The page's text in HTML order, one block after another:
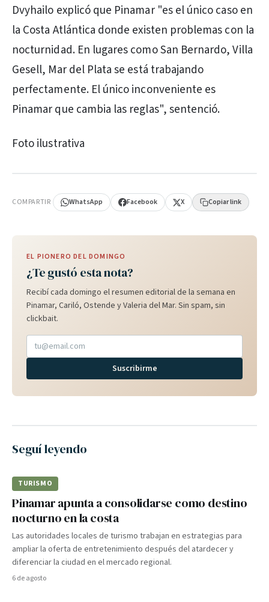
Dvyhailo explicó que Pinamar "es el único caso en
la Costa Atlántica donde existen problemas con la
nocturnidad. En lugares como San Bernardo, Villa
Gesell, Mar del Plata se está trabajando
perfectamente. El único inconveniente es
Pinamar que cambia las reglas", sentenció.
Foto ilustrativa
COMPARTIR WhatsApp Facebook X Copiar link
EL PIONERO DEL DOMINGO
¿Te gustó esta nota?
Recibí cada domingo el resumen editorial de la semana en
Pinamar, Cariló, Ostende y Valeria del Mar. Sin spam, sin
clickbait.
Suscribirme
Seguí leyendo
TURISMO
Pinamar apunta a consolidarse como destino
nocturno en la costa
Las autoridades locales de turismo trabajan en estrategias para
ampliar la oferta de entretenimiento después del atardecer y
diferenciar la ciudad en el mercado regional.
6 de agosto